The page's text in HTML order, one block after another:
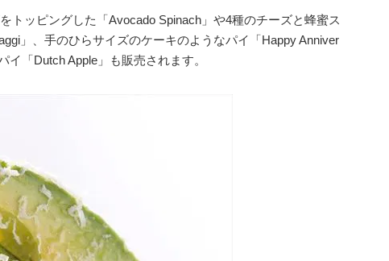
トッピングした「Avocado Spinach」や4種のチーズと蜂蜜ス
」、手のひらサイズのケーキのようなパイ「Happy Anniver
「Dutch Apple」も販売されます。